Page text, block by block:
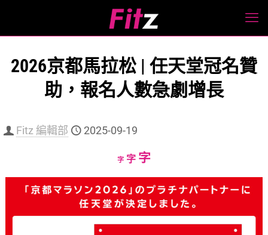
2026京都馬拉松 | 任天堂冠名贊
助，報名人數急劇增長
Fitz 編輯部 2025-09-19
字Decrease
size.
字Reset
size.
字Increase
size.